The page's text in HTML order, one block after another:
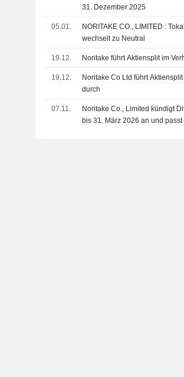
31. Dezember 2025
05.01.
NORITAKE CO., LIMITED : Tokai Tokyo Securities senkt seine Meinung und
wechselt zu Neutral
19.12. Noritake führt Aktiensplit im
19.12.
Noritake Co Ltd führt
durch
07.11.
Noritake Co., Limited kündigt
bis 31. März 2026 an und